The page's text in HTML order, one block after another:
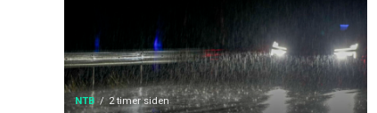
NTB 2 timer siden